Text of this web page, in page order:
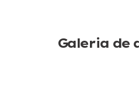
Galeria de